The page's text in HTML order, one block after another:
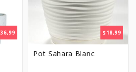
36,99PLAGE
DE
$ 18,99
Pot Sahara Blanc